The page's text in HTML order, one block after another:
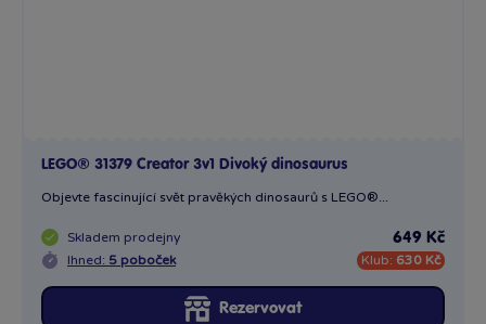
LEGO® 31379 Creator 3v1 Divoký dinosaurus
Objevte fascinující svět pravěkých dinosaurů s LEGO®...
Skladem prodejny
Ihned: 5 poboček
649 Kč
Klub: 630 Kč
Rezervovat